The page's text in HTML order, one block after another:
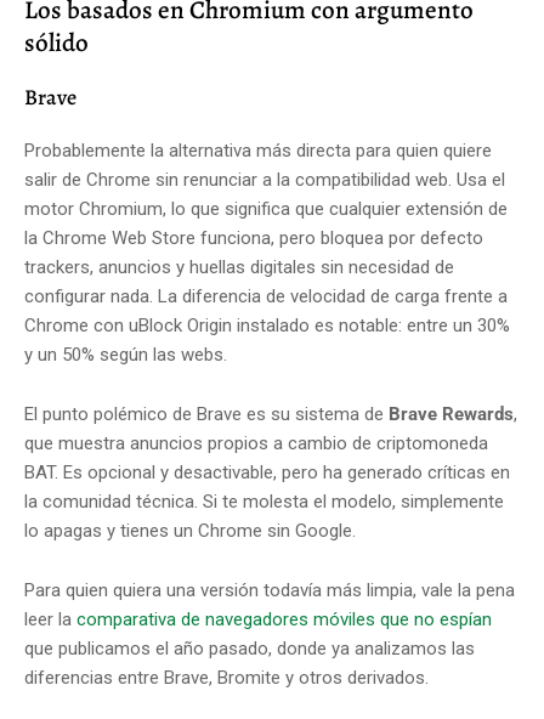
Los basados en Chromium con argumento
sólido
Brave
Probablemente la alternativa más directa para quien quiere
salir de Chrome sin renunciar a la compatibilidad web. Usa el
motor Chromium, lo que significa que cualquier extensión de
la Chrome Web Store funciona, pero bloquea por defecto
trackers, anuncios y huellas digitales sin necesidad de
configurar nada. La diferencia de velocidad de carga frente a
Chrome con uBlock Origin instalado es notable: entre un 30%
y un 50% según las webs.
El punto polémico de Brave es su sistema de Brave Rewards,
que muestra anuncios propios a cambio de criptomoneda
BAT. Es opcional y desactivable, pero ha generado críticas en
la comunidad técnica. Si te molesta el modelo, simplemente
lo apagas y tienes un Chrome sin Google.
Para quien quiera una versión todavía más limpia, vale la pena
leer la comparativa de navegadores móviles que no espían
que publicamos el año pasado, donde ya analizamos las
diferencias entre Brave, Bromite y otros derivados.